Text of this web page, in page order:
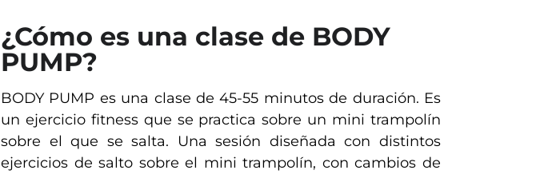
¿Cómo es una clase de BODY
PUMP?
BODY PUMP es una clase de 45-55 minutos de duración. Es
un ejercicio fitness que se practica sobre un mini trampolín
sobre el que se salta. Una sesión diseñada con distintos
ejercicios de salto sobre el mini trampolín, con cambios de